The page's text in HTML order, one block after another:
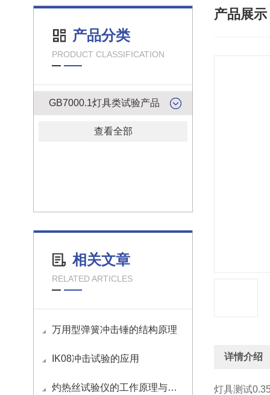
产品分类
PRODUCT CLASSIFICATION
GB7000.1灯具类试验产品
查看全部
相关文章
RELATED ARTICLES
万用型弹簧冲击锤的结构原理
IK08冲击试验的应用
​灼热丝试验仪的工作原理与操作方法
产品展示
详情介绍
灯具测试